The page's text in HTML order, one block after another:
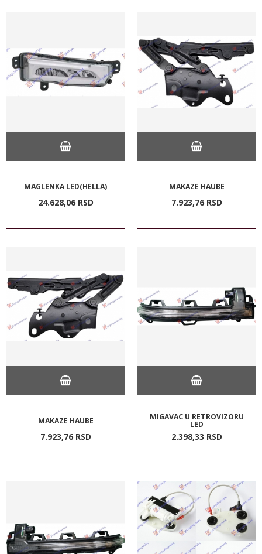
MAGLENKA LED(HELLA)
24.628,06 RSD
MAKAZE HAUBE
7.923,76 RSD
MAKAZE HAUBE
7.923,76 RSD
MIGAVAC U RETROVIZORU
LED
2.398,33 RSD